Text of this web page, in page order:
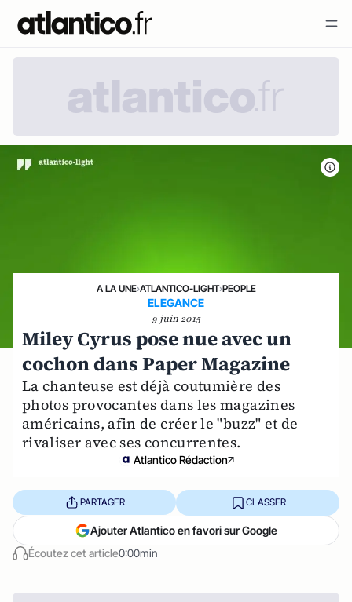
A LA UNE›ATLANTICO-LIGHT›PEOPLE
ELEGANCE
9 juin 2015
Miley Cyrus pose nue avec un
cochon dans Paper Magazine
La chanteuse est déjà coutumière des
photos provocantes dans les magazines
américains, afin de créer le "buzz" et de
rivaliser avec ses concurrentes.
Atlantico Rédaction
Écoutez cet article0:00min
PARTAGER CLASSER
Ajouter Atlantico en favori sur Google